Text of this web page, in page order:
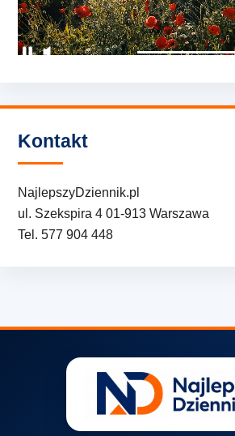
Kontakt
NajlepszyDziennik.pl
ul. Szekspira 4 01-913 Warszawa
Tel. 577 904 448